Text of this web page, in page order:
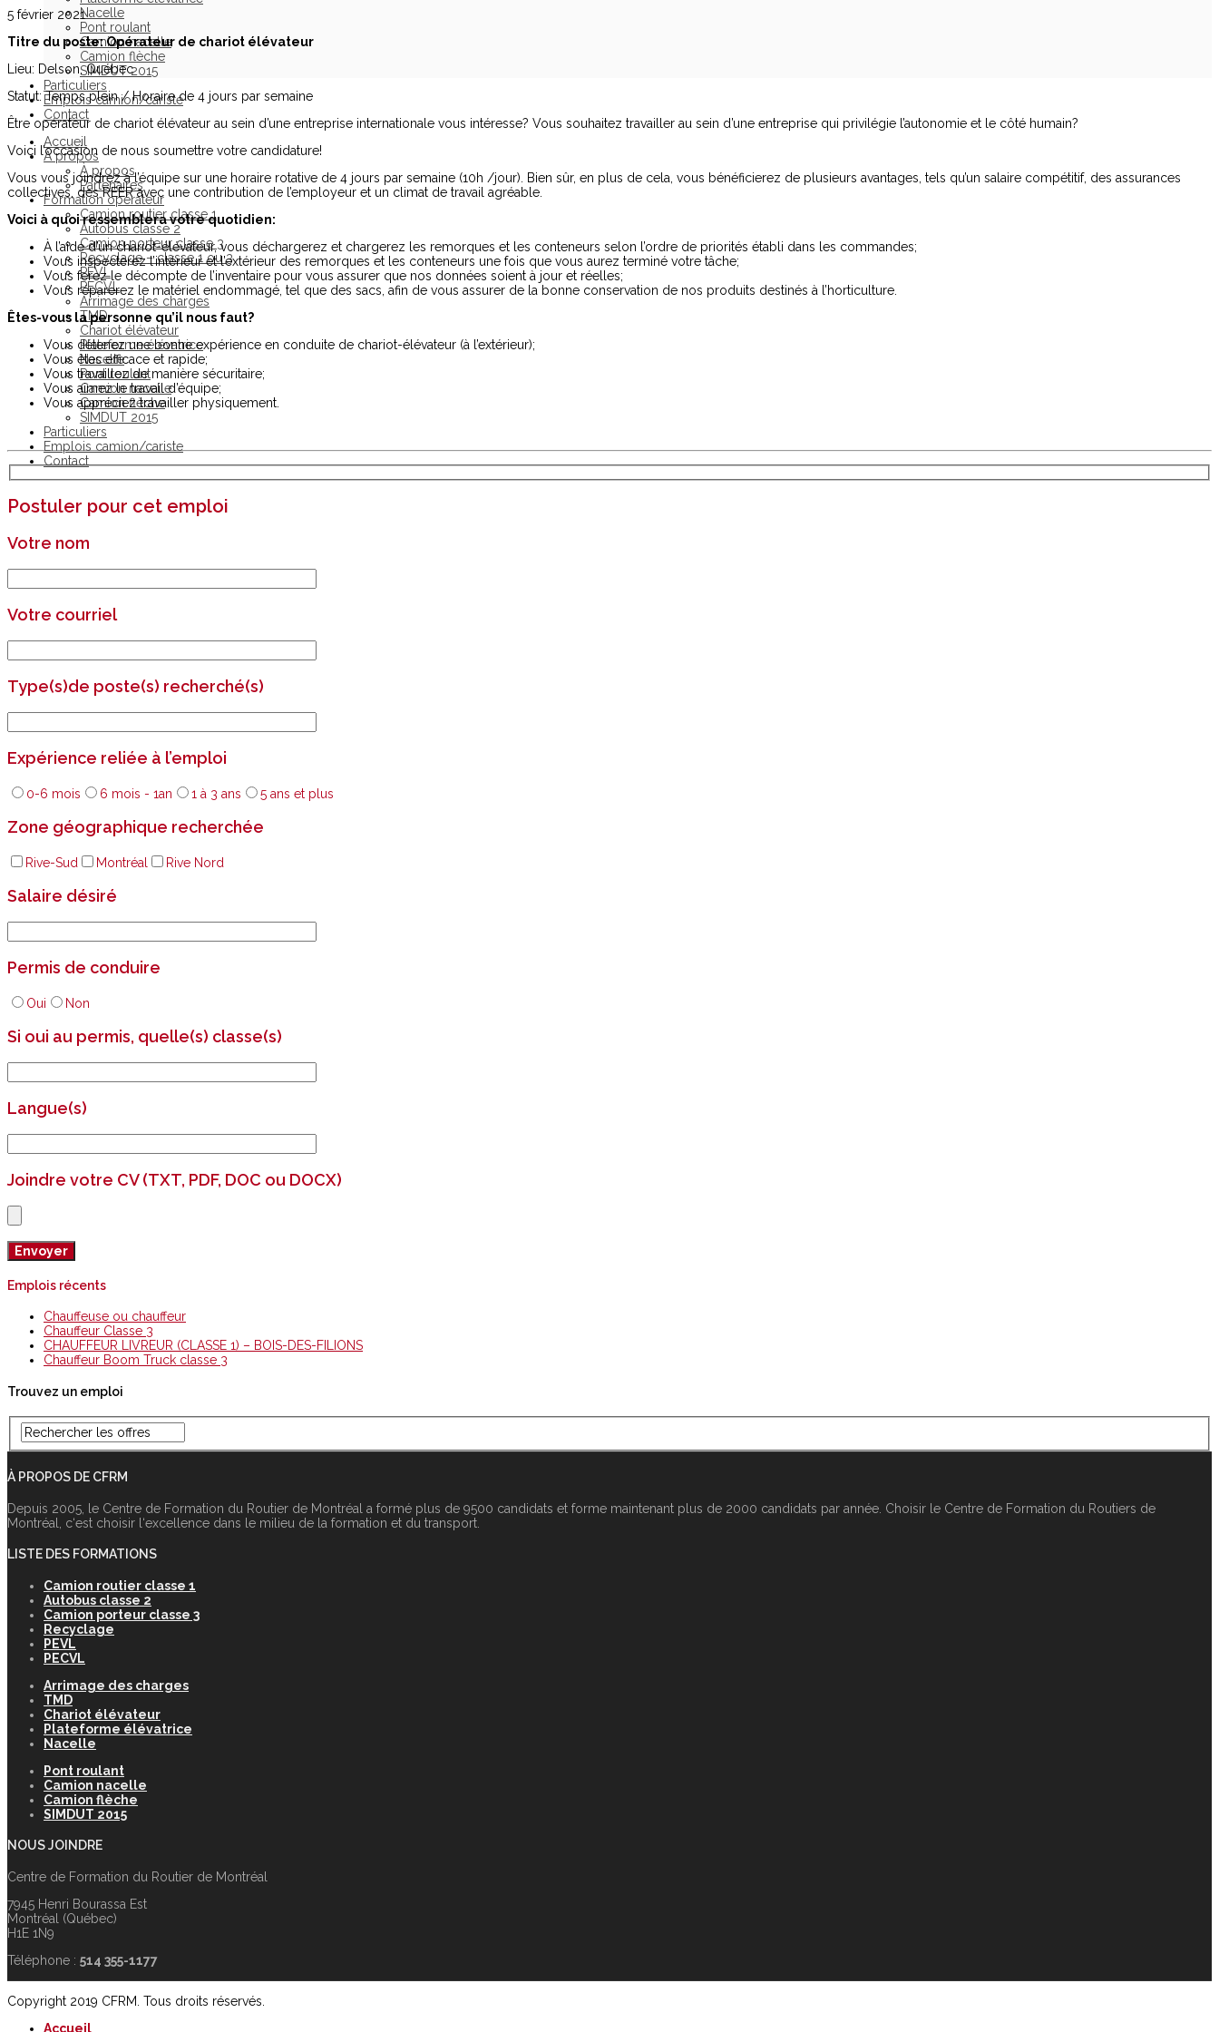
Nacelle
Pont roulant
Camion nacelle
Camion flèche
SIMDUT 2015
Particuliers
Emplois camion/cariste
Contact
Accueil
À propos
À propos
Partenaires
Formation opérateur
Camion routier classe 1
Autobus classe 2
Camion porteur classe 3
Recyclage – classe 1 ou 3
PEVL
PECVL
Arrimage des charges
TMD
Chariot élévateur
Plateforme élévatrice
Nacelle
Pont roulant
Camion nacelle
Camion flèche
SIMDUT 2015
Particuliers
Emplois camion/cariste
Contact
5 février 2021
Titre du poste: Opérateur de chariot élévateur
Lieu: Delson, Québec
Statut: Temps plein / Horaire de 4 jours par semaine
Être opérateur de chariot élévateur au sein d’une entreprise internationale vous intéresse? Vous souhaitez travailler au sein d’une entreprise qui privilégie l’autonomie et le côté humain?
Voici l’occasion de nous soumettre votre candidature!
Vous vous joindrez à l’équipe sur une horaire rotative de 4 jours par semaine (10h /jour). Bien sûr, en plus de cela, vous bénéficierez de plusieurs avantages, tels qu’un salaire compétitif, des assurances
collectives, des REER avec une contribution de l’employeur et un climat de travail agréable.
Voici à quoi ressemblera votre quotidien:
À l’aide d’un chariot-élévateur, vous déchargerez et chargerez les remorques et les conteneurs selon l’ordre de priorités établi dans les commandes;
Vous inspecterez l’intérieur et l’extérieur des remorques et les conteneurs une fois que vous aurez terminé votre tâche;
Vous ferez le décompte de l’inventaire pour vous assurer que nos données soient à jour et réelles;
Vous réparerez le matériel endommagé, tel que des sacs, afin de vous assurer de la bonne conservation de nos produits destinés à l’horticulture.
Êtes-vous la personne qu’il nous faut?
Vous détenez une bonne expérience en conduite de chariot-élévateur (à l’extérieur);
Vous êtes efficace et rapide;
Vous travaillez de manière sécuritaire;
Vous aimez le travail d’équipe;
Vous appréciez travailler physiquement.
Postuler pour cet emploi
Votre nom
Votre courriel
Type(s)de poste(s) recherché(s)
Expérience reliée à l’emploi
0-6 mois 6 mois - 1an 1 à 3 ans 5 ans et plus
Zone géographique recherchée
Rive-Sud Montréal Rive Nord
Salaire désiré
Permis de conduire
Oui Non
Si oui au permis, quelle(s) classe(s)
Langue(s)
Joindre votre CV (TXT, PDF, DOC ou DOCX)
Emplois récents
Chauffeuse ou chauffeur
Chauffeur Classe 3
CHAUFFEUR LIVREUR (CLASSE 1) – BOIS-DES-FILIONS
Chauffeur Boom Truck classe 3
Trouvez un emploi
À PROPOS DE CFRM
Depuis 2005, le Centre de Formation du Routier de Montréal a formé plus de 9500 candidats et forme maintenant plus de 2000 candidats par année. Choisir le Centre de Formation du Routiers de
Montréal, c‘est choisir l‘excellence dans le milieu de la formation et du transport.
LISTE DES FORMATIONS
Camion routier classe 1
Autobus classe 2
Camion porteur classe 3
Recyclage
PEVL
PECVL
Arrimage des charges
TMD
Chariot élévateur
Plateforme élévatrice
Nacelle
Pont roulant
Camion nacelle
Camion flèche
SIMDUT 2015
NOUS JOINDRE
Centre de Formation du Routier de Montréal
7945 Henri Bourassa Est
Montréal (Québec)
H1E 1N9
Téléphone : 514 355-1177
Copyright 2019 CFRM. Tous droits réservés.
Accueil